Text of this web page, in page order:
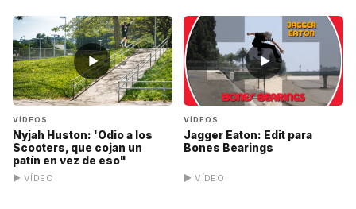
▶
VÍDEOS
Nyjah Huston: 'Odio a los
Scooters, que cojan un
patín en vez de eso"
▶ VÍDEO
▶
VÍDEOS
Jagger Eaton: Edit para
Bones Bearings
▶ VÍDEO